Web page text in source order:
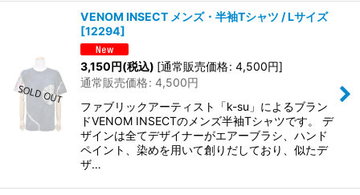
VENOM INSECT メンズ・半袖Tシャツ / Lサイズ
[12294]
3,150円(税込) [通常販売価格: 4,500円]
通常販売価格: 4,500円
ファブリックアーティスト「k-su」によるブラン
ドVENOM INSECTのメンズ半袖Tシャツです。 デ
ザインは全てデザイナーがエアーブラシ、ハンド
ペイント、染めを用いて創りだしており、似たデ
ザ…